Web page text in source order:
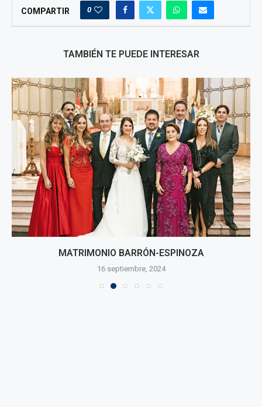
COMPARTIR 0
TAMBIÉN TE PUEDE INTERESAR
MATRIMONIO BARRÓN-ESPINOZA
16 septiembre, 2024